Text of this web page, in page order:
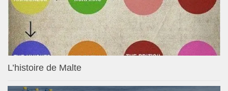
L’histoire de Malte